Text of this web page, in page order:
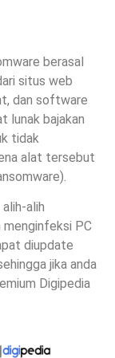
berasal
situs web
dan software
lunak bajakan
tidak
alat tersebut
alih
menginfeksi PC
diupdate
jika anda
Digipedia